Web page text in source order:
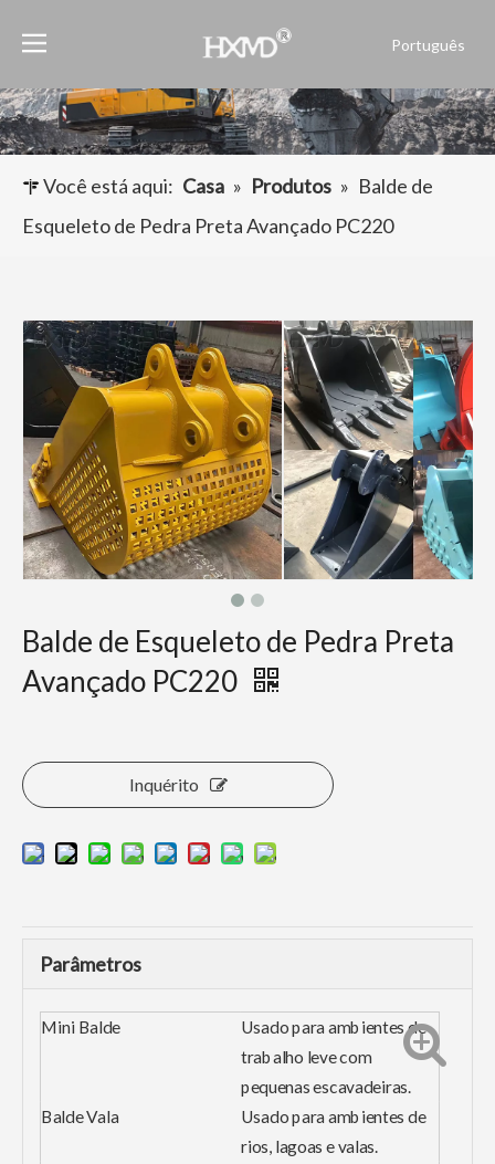
Português
العربية
Français
Você está aqui: Casa » Produtos » Balde de
Esqueleto de Pedra Preta Avançado PC220
Balde de Esqueleto de Pedra Preta
Avançado PC220
Inquérito
Parâmetros
Mini Balde Usado para ambientes de
trabalho leve com
pequenas escavadeiras.
Balde Vala
Usado para ambientes de
rios, lagoas e valas.